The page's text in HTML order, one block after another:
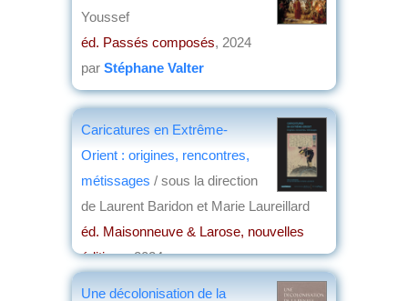
Youssef
éd. Passés composés, 2024
par Stéphane Valter
Caricatures en Extrême-
Orient : origines, rencontres,
métissages / sous la direction
de Laurent Baridon et Marie Laureillard
éd. Maisonneuve & Larose, nouvelles
éditions, 2024
Une décolonisation de la